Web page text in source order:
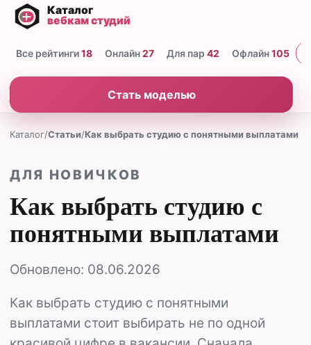
Все рейтинги18 Онлайн27 Для пар 42 Офлайн105
Стать моделью
Каталог/Статьи/Как выбрать студию с понятными выплатами
ДЛЯ НОВИЧКОВ
Как выбрать студию с
понятными выплатами
Обновлено: 08.06.2026
Как выбрать студию с понятными
выплатами стоит выбирать не по одной